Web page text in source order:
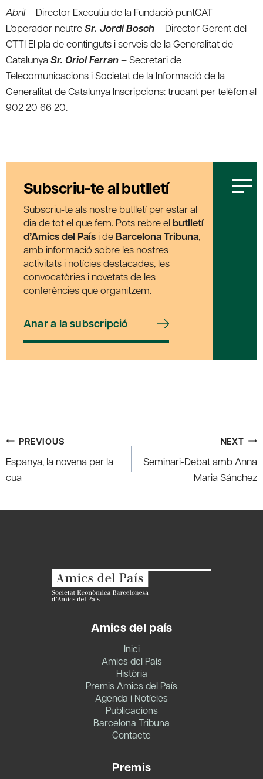
Abril– Director Executiu de la Fundació puntCAT
L’operador neutreSr. Jordi Bosch– Director Gerent del
CTTI El pla de continguts i serveis de la Generalitat de
Catalunya Sr. Oriol Ferran– Secretari de
Telecomunicacions i Societat de la Informació de la
Generalitat de Catalunya Inscripcions: trucant per telèfon al
902 20 66 20.
Subscriu-te al butlletí
Subscriu-te als nostre butlletí per estar al
dia de tot el que fem. Pots rebre el butlletí
d’Amics del País i de Barcelona Tribuna,
amb informació sobre les nostres
activitats i notícies destacades, les
convocatòries i novetats de les
conferències que organitzem.
Anar a la subscripció
Post
navigation
PREVIOUS
Espanya, la novena per la
cua
NEXT
Seminari-Debat amb Anna
Maria Sánchez
Amics del país
Inici
Amics del País
Història
Premis Amics del País
Agenda i Notícies
Publicacions
Barcelona Tribuna
Contacte
Premis